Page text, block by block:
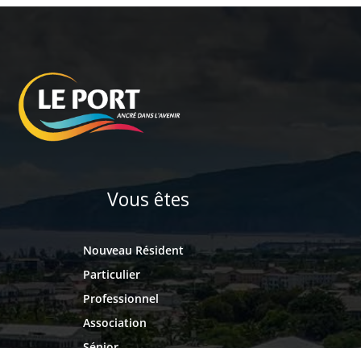
Vous êtes
Nouveau Résident
Particulier
Professionnel
Association